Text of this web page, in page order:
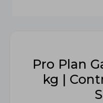
Pro Plan
kg |